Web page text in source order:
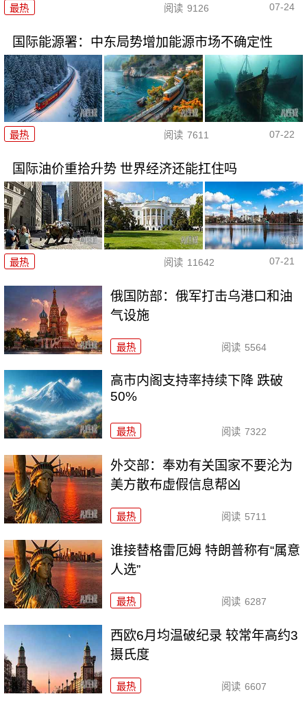
最热 阅读 9126 07-24
国际能源署：中东局势增加能源市场不确定性
最热 阅读 7611 07-22
国际油价重拾升势 世界经济还能扛住吗
最热 阅读 11642 07-21
俄国防部：俄军打击乌港口和油
气设施
最热 阅读 5564
高市内阁支持率持续下降 跌破
50%
最热 阅读 7322
外交部：奉劝有关国家不要沦为
美方散布虚假信息帮凶
最热 阅读 5711
谁接替格雷厄姆 特朗普称有“属意
人选”
最热 阅读 6287
西欧6月均温破纪录 较常年高约3
摄氏度
最热 阅读 6607